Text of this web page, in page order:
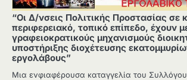
“Οι Δ/νσεις Πολιτικής Προστασίας σε
περιφερειακό, τοπικό επίπεδο, έχουν
γραφειοκρατικούς μηχανισμούς
υποστήριξης διοχέτευσης
εργολάβους”
Μια ενφιαφέρουσα καταγγελία του